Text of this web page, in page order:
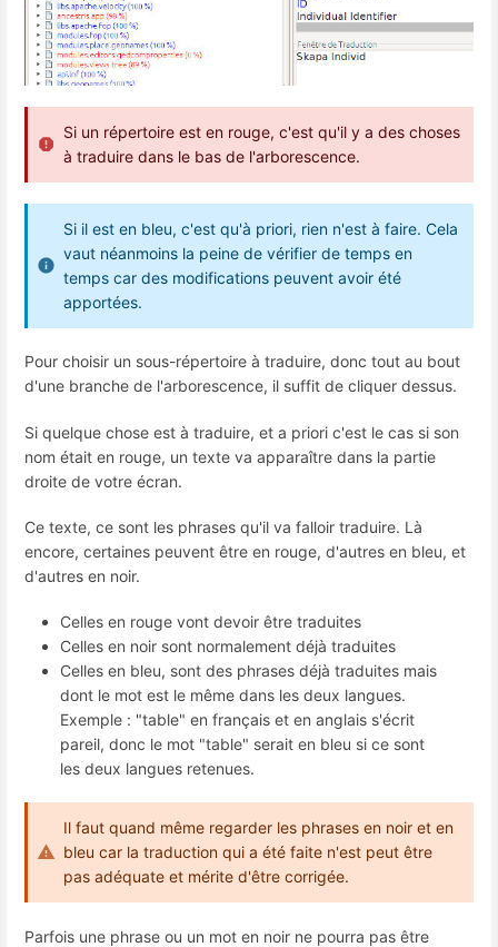
Si un répertoire est en rouge, c'est qu'il y a des choses
à traduire dans le bas de l'arborescence.
Si il est en bleu, c'est qu'à priori, rien n'est à faire. Cela
vaut néanmoins la peine de vérifier de temps en
temps car des modifications peuvent avoir été
apportées.
Pour choisir un sous-répertoire à traduire, donc tout au bout
d'une branche de l'arborescence, il suffit de cliquer dessus.
Si quelque chose est à traduire, et a priori c'est le cas si son
nom était en rouge, un texte va apparaître dans la partie
droite de votre écran.
Ce texte, ce sont les phrases qu'il va falloir traduire. Là
encore, certaines peuvent être en rouge, d'autres en bleu, et
d'autres en noir.
Celles en rouge vont devoir être traduites
Celles en noir sont normalement déjà traduites
Celles en bleu, sont des phrases déjà traduites mais
dont le mot est le même dans les deux langues.
Exemple : "table" en français et en anglais s'écrit
pareil, donc le mot "table" serait en bleu si ce sont
les deux langues retenues.
Il faut quand même regarder les phrases en noir et en
bleu car la traduction qui a été faite n'est peut être
pas adéquate et mérite d'être corrigée.
Parfois une phrase ou un mot en noir ne pourra pas être